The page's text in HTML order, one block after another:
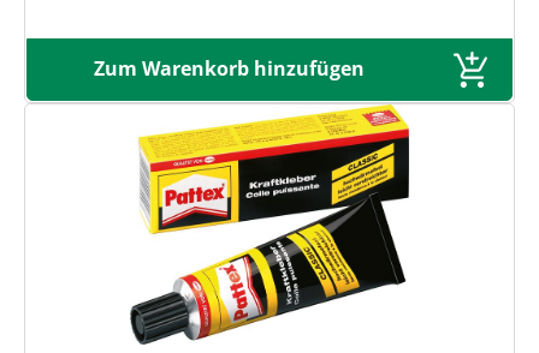
Zum Warenkorb hinzufügen